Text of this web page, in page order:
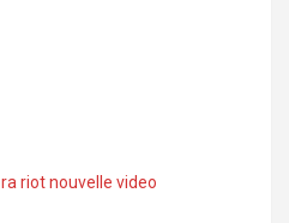
ra riot nouvelle video